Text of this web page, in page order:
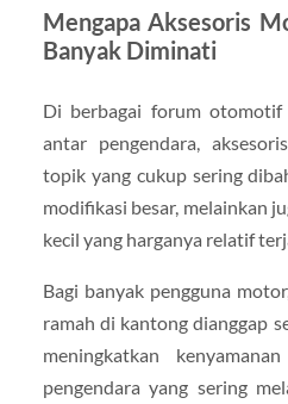
Mengapa Aksesoris
Banyak Diminati
Di berbagai forum
antar pengendara,
topik yang cukup sering
modifikasi besar, melainkan
kecil yang harganya relatif
Bagi banyak pengguna
ramah di kantong dianggap
meningkatkan
pengendara yang sering